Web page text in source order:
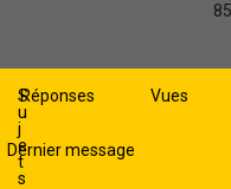
S
u
j
e
t
s
Réponses Vues
Dernier message